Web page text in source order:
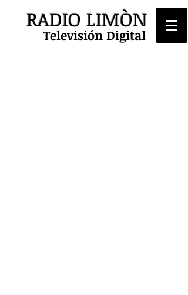
RADIO LIMÒN
Televisión Digital